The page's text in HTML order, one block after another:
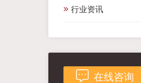
行业资讯
在线咨询